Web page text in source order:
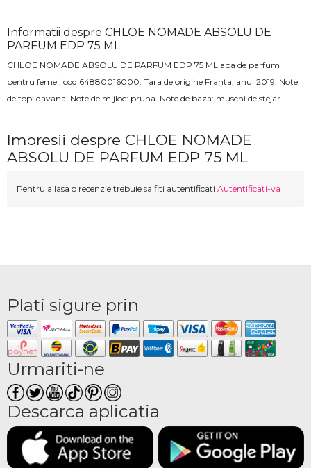
Informatii despre CHLOE NOMADE ABSOLU DE
PARFUM EDP 75 ML
CHLOE NOMADE ABSOLU DE PARFUM EDP 75 ML apa de parfum
pentru femei, cod 64880016000. Tara de origine Franta, anul 2019. Note
de top: davana. Note de mijloc: pruna. Note de baza: muschi de stejar.
Impresii despre CHLOE NOMADE
ABSOLU DE PARFUM EDP 75 ML
Pentru a lasa o recenzie trebuie sa fiti autentificati Autentificati-va
Plati sigure prin
Urmariti-ne
Descarca aplicatia